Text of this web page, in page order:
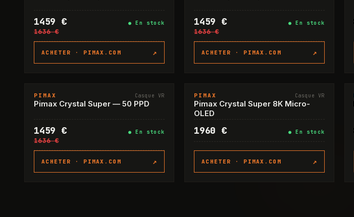
1459 € ●En stock
1636 €
ACHETER · PIMAX.COM ↗
1459 € ●En stock
1636 €
ACHETER · PIMAX.COM ↗
-11%
PIMAX Casque VR
Pimax Crystal Super — 50 PPD
1459 € ●En stock
1636 €
ACHETER · PIMAX.COM ↗
PIMAX Casque VR
Pimax Crystal Super 8K Micro-
OLED
1960 € ●En stock
ACHETER · PIMAX.COM ↗